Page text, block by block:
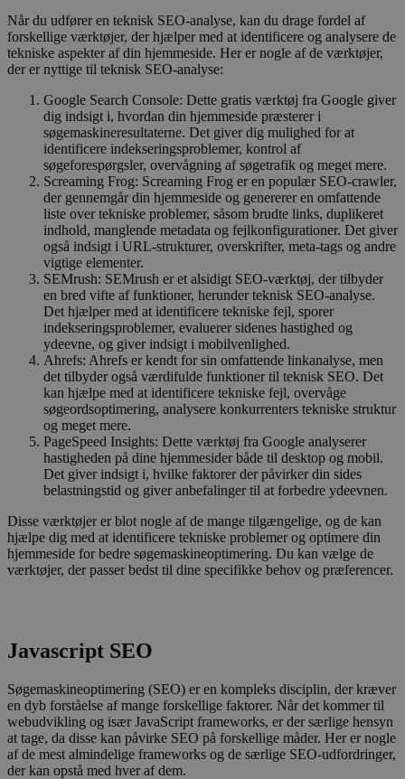
Når du udfører en teknisk SEO-analyse, kan du drage fordel af
forskellige værktøjer, der hjælper med at identificere og analysere de
tekniske aspekter af din hjemmeside. Her er nogle af de værktøjer,
der er nyttige til teknisk SEO-analyse:
Google Search Console: Dette gratis værktøj fra Google giver
dig indsigt i, hvordan din hjemmeside præsterer i
søgemaskineresultaterne. Det giver dig mulighed for at
identificere indekseringsproblemer, kontrol af
søgeforespørgsler, overvågning af søgetrafik og meget mere.
Screaming Frog: Screaming Frog er en populær SEO-crawler,
der gennemgår din hjemmeside og genererer en omfattende
liste over tekniske problemer, såsom brudte links, duplikeret
indhold, manglende metadata og fejlkonfigurationer. Det giver
også indsigt i URL-strukturer, overskrifter, meta-tags og andre
vigtige elementer.
SEMrush: SEMrush er et alsidigt SEO-værktøj, der tilbyder
en bred vifte af funktioner, herunder teknisk SEO-analyse.
Det hjælper med at identificere tekniske fejl, sporer
indekseringsproblemer, evaluerer sidenes hastighed og
ydeevne, og giver indsigt i mobilvenlighed.
Ahrefs: Ahrefs er kendt for sin omfattende linkanalyse, men
det tilbyder også værdifulde funktioner til teknisk SEO. Det
kan hjælpe med at identificere tekniske fejl, overvåge
søgeordsoptimering, analysere konkurrenters tekniske struktur
og meget mere.
PageSpeed Insights: Dette værktøj fra Google analyserer
hastigheden på dine hjemmesider både til desktop og mobil.
Det giver indsigt i, hvilke faktorer der påvirker din sides
belastningstid og giver anbefalinger til at forbedre ydeevnen.
Disse værktøjer er blot nogle af de mange tilgængelige, og de kan
hjælpe dig med at identificere tekniske problemer og optimere din
hjemmeside for bedre søgemaskineoptimering. Du kan vælge de
værktøjer, der passer bedst til dine specifikke behov og præferencer.
Javascript SEO
Søgemaskineoptimering (SEO) er en kompleks disciplin, der kræver
en dyb forståelse af mange forskellige faktorer. Når det kommer til
webudvikling og især JavaScript frameworks, er der særlige hensyn
at tage, da disse kan påvirke SEO på forskellige måder. Her er nogle
af de mest almindelige frameworks og de særlige SEO-udfordringer,
der kan opstå med hver af dem.